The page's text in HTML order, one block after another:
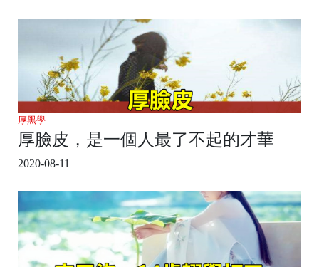
厚黑學
厚臉皮，是一個人最了不起的才華
2020-08-11